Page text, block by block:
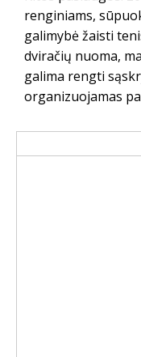
renginiams,
galimybė žaisti
dviračių nuoma,
galima rengti
organizuojamas